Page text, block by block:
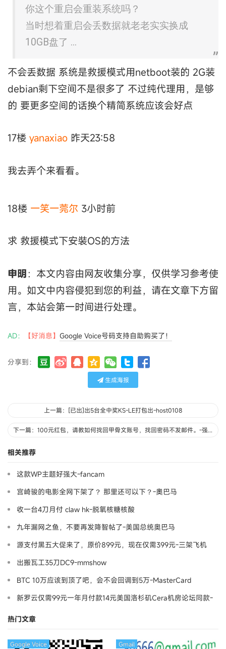
你这个重启会重装系统吗？
当时想着重启会丢数据就老老实实换成
10GB盘了 ...
不会丢数据 系统是救援模式用netboot装的 2G装
debian剩下空间不是很多了 不过纯代理用，是够
的 要更多空间的话换个精简系统应该会好点
17楼 yanaxiao 昨天23:58
我去弄个来看看。
18楼 一笑一莞尔 3小时前
求 救援模式下安裝OS的方法
申明：本文内容由网友收集分享，仅供学习参考使
用。如文中内容侵犯到您的利益，请在文章下方留
言，本站会第一时间进行处理。
AD： 【好消息】 Google Voice号码支持自助购买了！
分享到：
生成海报
上一篇：[已出]出5台全中奖KS-LE打包出-host0108
下一篇：100元红包，请教如何找回甲骨文账号，找回密码不发邮件。-强迫症专家
相关推荐
这款WP主题好强大-fancam
宫崎骏的电影全网下架了？ 那里还可以下？-奧巴马
收一台4刀月付 claw hk-脱氧核糖核酸
九年漏网之鱼，不要再发降智帖了-美国总统奥巴马
源支付黑五大促来了，原价899元，现在仅需399元-三架飞机
出搬瓦工35刀DC9-mmshow
BTC 10万应该到顶了吧，会不会回调到5万-MasterCard
新罗云仅需99元一年月付款14元美国洛杉矶Cera机房论坛同款-
热门文章
Google Voice Gmail